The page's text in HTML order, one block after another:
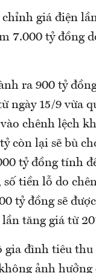
giá điện
7.000 tỷ đồng
ra 900 tỷ
ngày 15/9 vừa
chênh lệch
còn lại sẽ bù
tỷ đồng tính
số tiền lỗ do
tỷ đồng sẽ
tăng giá từ
gia đình tiêu thu
ảnh